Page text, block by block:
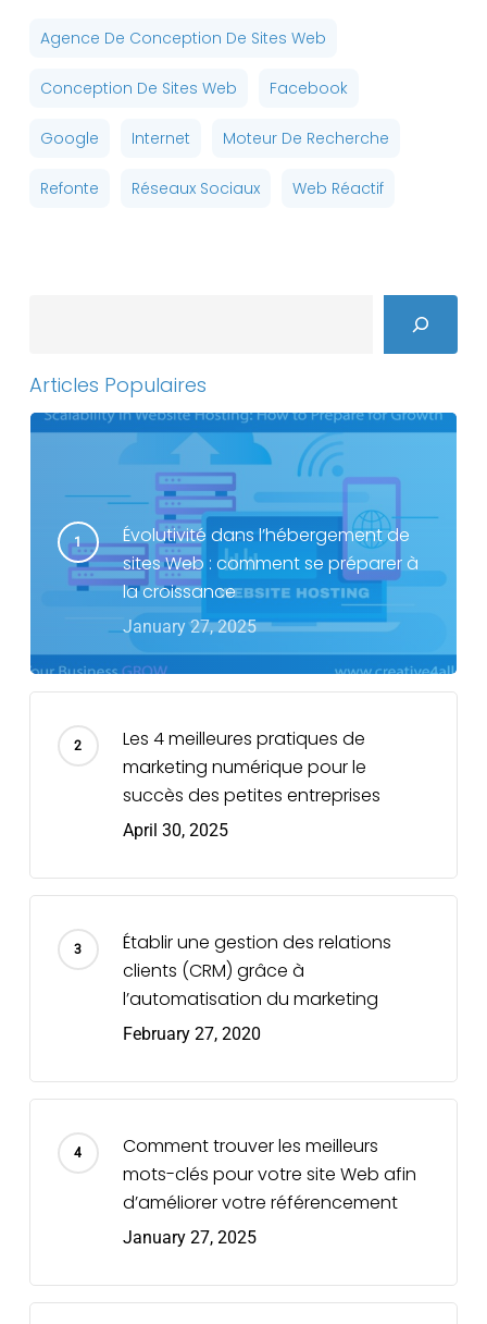
Agence De Conception De Sites Web
Conception De Sites Web Facebook
Google Internet Moteur De Recherche
Refonte Réseaux Sociaux Web Réactif
Articles Populaires
Évolutivité dans l’hébergement de
sites Web : comment se préparer à
la croissance
January 27, 2025
Les 4 meilleures pratiques de
marketing numérique pour le
succès des petites entreprises
April 30, 2025
Établir une gestion des relations
clients (CRM) grâce à
l’automatisation du marketing
February 27, 2020
Comment trouver les meilleurs
mots-clés pour votre site Web afin
d’améliorer votre référencement
January 27, 2025